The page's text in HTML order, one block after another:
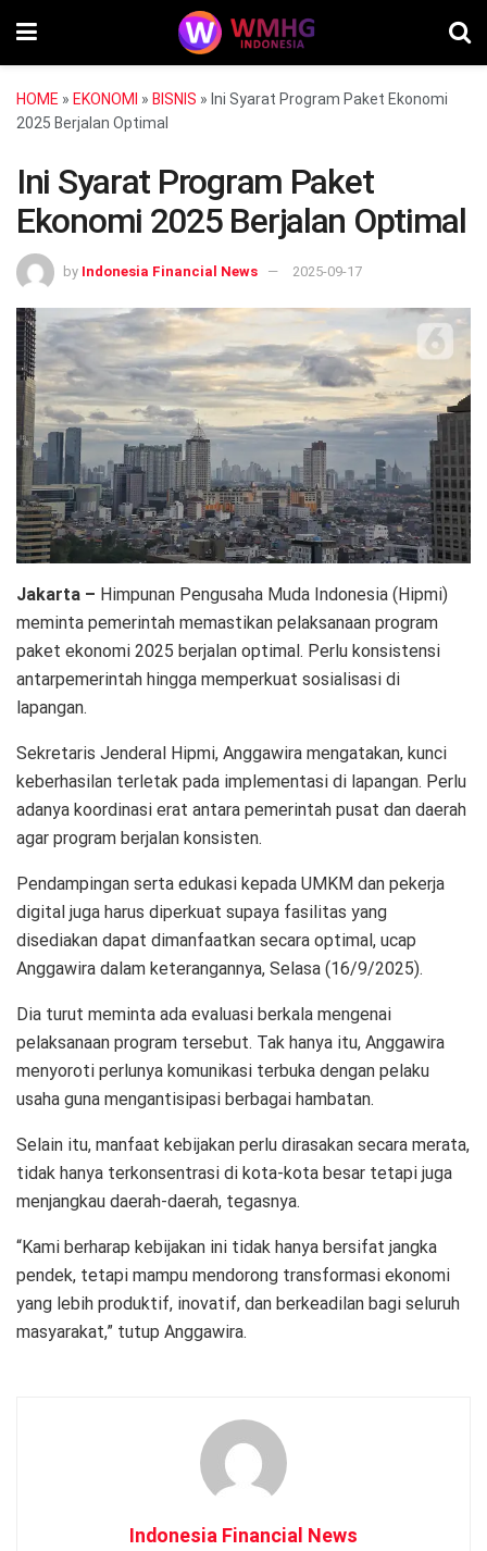
HOME » EKONOMI » BISNIS » Ini Syarat Program Paket Ekonomi
2025 Berjalan Optimal
Ini Syarat Program Paket
Ekonomi 2025 Berjalan Optimal
by Indonesia Financial News 2025-09-17
Jakarta – Himpunan Pengusaha Muda Indonesia (Hipmi)
meminta pemerintah memastikan pelaksanaan program
paket ekonomi 2025 berjalan optimal. Perlu konsistensi
antarpemerintah hingga memperkuat sosialisasi di
lapangan.
Sekretaris Jenderal Hipmi, Anggawira mengatakan, kunci
keberhasilan terletak pada implementasi di lapangan. Perlu
adanya koordinasi erat antara pemerintah pusat dan daerah
agar program berjalan konsisten.
Pendampingan serta edukasi kepada UMKM dan pekerja
digital juga harus diperkuat supaya fasilitas yang
disediakan dapat dimanfaatkan secara optimal, ucap
Anggawira dalam keterangannya, Selasa (16/9/2025).
Dia turut meminta ada evaluasi berkala mengenai
pelaksanaan program tersebut. Tak hanya itu, Anggawira
menyoroti perlunya komunikasi terbuka dengan pelaku
usaha guna mengantisipasi berbagai hambatan.
Selain itu, manfaat kebijakan perlu dirasakan secara merata,
tidak hanya terkonsentrasi di kota-kota besar tetapi juga
menjangkau daerah-daerah, tegasnya.
“Kami berharap kebijakan ini tidak hanya bersifat jangka
pendek, tetapi mampu mendorong transformasi ekonomi
yang lebih produktif, inovatif, dan berkeadilan bagi seluruh
masyarakat,” tutup Anggawira.
Indonesia Financial News